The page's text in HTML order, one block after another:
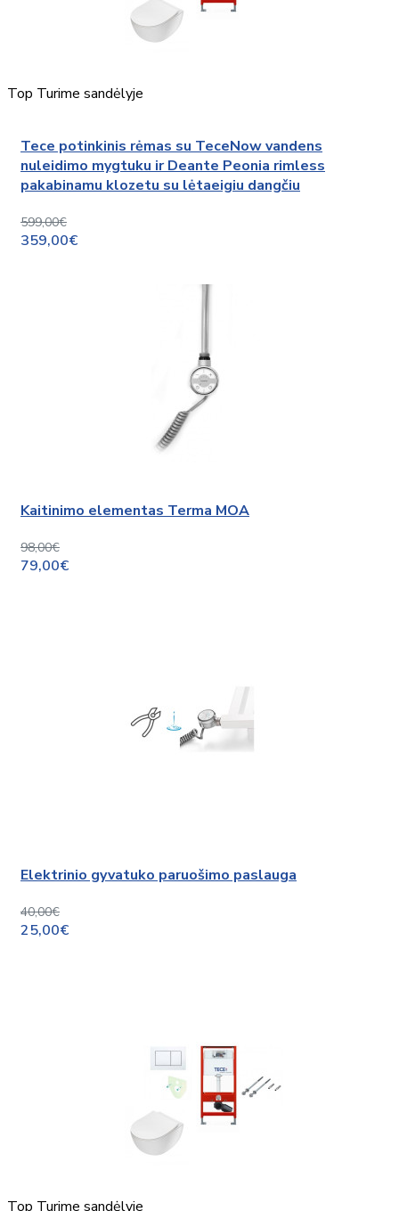
Top Turime sandėlyje
Tece potinkinis rėmas su TeceNow vandens
nuleidimo mygtuku ir Deante Peonia rimless
pakabinamu klozetu su lėtaeigiu dangčiu
599,00€
359,00€
Kaitinimo elementas Terma MOA
98,00€
79,00€
Elektrinio gyvatuko paruošimo paslauga
40,00€
25,00€
Top Turime sandėlyje